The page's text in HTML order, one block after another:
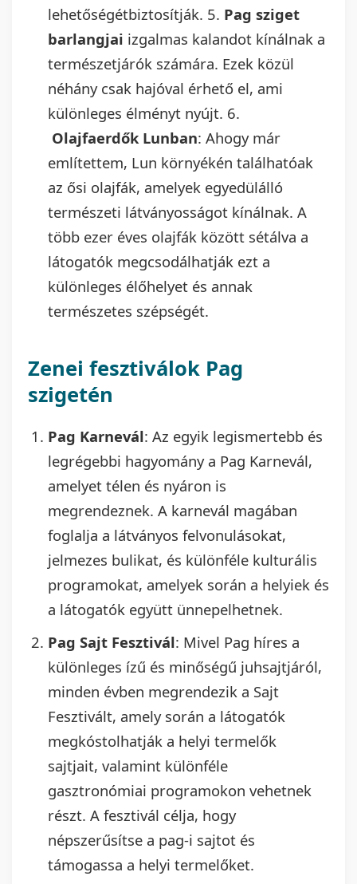
lehetőségétbiztosítják. 5. Pag sziget
barlangjai izgalmas kalandot kínálnak a
természetjárók számára. Ezek közül
néhány csak hajóval érhető el, ami
különleges élményt nyújt. 6.
Olajfaerdők Lunban: Ahogy már
említettem, Lun környékén találhatóak
az ősi olajfák, amelyek egyedülálló
természeti látványosságot kínálnak. A
több ezer éves olajfák között sétálva a
látogatók megcsodálhatják ezt a
különleges élőhelyet és annak
természetes szépségét.
Zenei fesztiválok Pag
szigetén
Pag Karnevál: Az egyik legismertebb és
legrégebbi hagyomány a Pag Karnevál,
amelyet télen és nyáron is
megrendeznek. A karnevál magában
foglalja a látványos felvonulásokat,
jelmezes bulikat, és különféle kulturális
programokat, amelyek során a helyiek és
a látogatók együtt ünnepelhetnek.
Pag Sajt Fesztivál: Mivel Pag híres a
különleges ízű és minőségű juhsajtjáról,
minden évben megrendezik a Sajt
Fesztivált, amely során a látogatók
megkóstolhatják a helyi termelők
sajtjait, valamint különféle
gasztronómiai programokon vehetnek
részt. A fesztivál célja, hogy
népszerűsítse a pag-i sajtot és
támogassa a helyi termelőket.